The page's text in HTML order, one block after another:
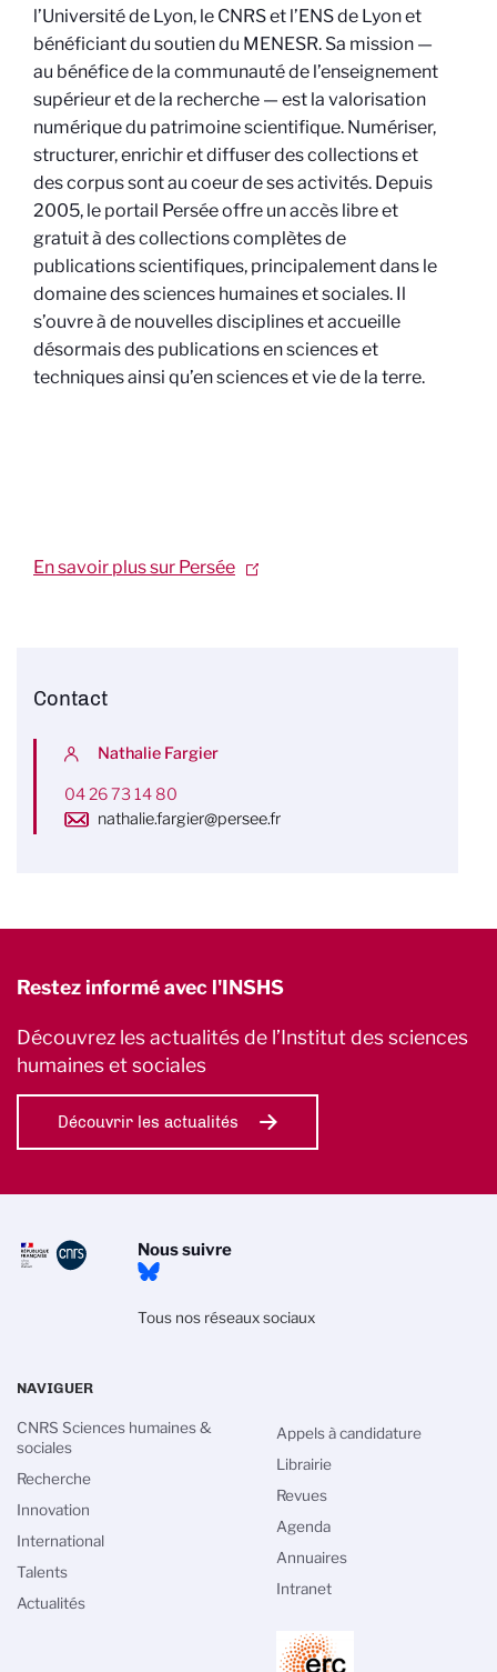
l’Université de Lyon, le CNRS et l’ENS de Lyon et
bénéficiant du soutien du MENESR. Sa mission —
au bénéfice de la communauté de l’enseignement
supérieur et de la recherche — est la valorisation
numérique du patrimoine scientifique. Numériser,
structurer, enrichir et diffuser des collections et
des corpus sont au coeur de ses activités. Depuis
2005, le portail Persée offre un accès libre et
gratuit à des collections complètes de
publications scientifiques, principalement dans le
domaine des sciences humaines et sociales. Il
s’ouvre à de nouvelles disciplines et accueille
désormais des publications en sciences et
techniques ainsi qu’en sciences et vie de la terre.
En savoir plus sur Persée
Contact
Nathalie Fargier
04 26 73 14 80
nathalie.fargier@persee.fr
Restez informé avec l'INSHS
Découvrez les actualités de l’Institut des sciences
humaines et sociales
Découvrir les actualités
Nous suivre
Tous nos réseaux sociaux
NAVIGUER
CNRS Sciences humaines &
sociales
Recherche
Innovation
International
Talents
Actualités
Appels à candidature
Librairie
Revues
Agenda
Annuaires
Intranet